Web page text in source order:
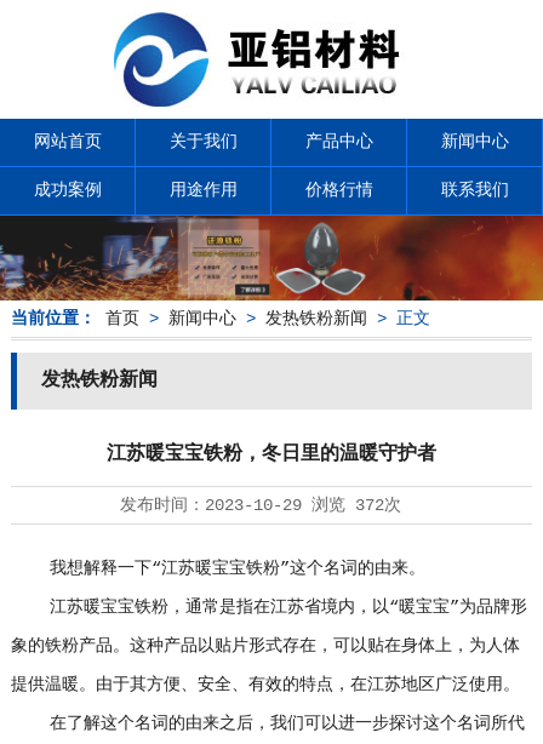
网站首页 关于我们 产品中心 新闻中心
成功案例 用途作用 价格行情 联系我们
当前位置： 首页 > 新闻中心> 发热铁粉新闻 > 正文
发热铁粉新闻
江苏暖宝宝铁粉，冬日里的温暖守护者
发布时间： 2023-10-29浏览 372次
我想解释一下“江苏暖宝宝铁粉”这个名词的由来。
江苏暖宝宝铁粉，通常是指在江苏省境内，以“暖宝宝”为品牌形
象的铁粉产品。这种产品以贴片形式存在，可以贴在身体上，为人体
提供温暖。由于其方便、安全、有效的特点，在江苏地区广泛使用。
在了解这个名词的由来之后，我们可以进一步探讨这个名词所代